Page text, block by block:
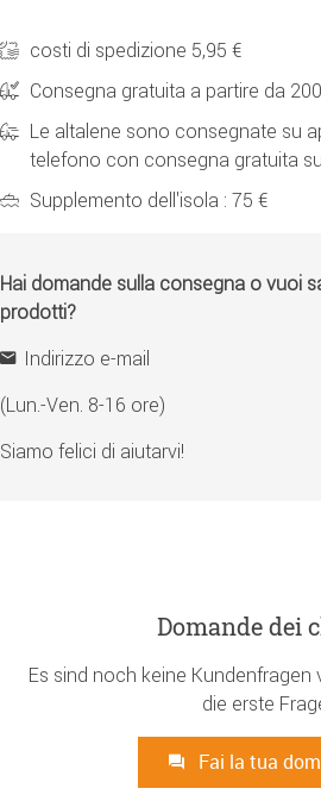
costi di spedizione 5,95 €
Consegna gratuita a partire da
Le altalene sono consegnate su
telefono con consegna gratuita
Supplemento dell'isola : 75 €
Hai domande sulla consegna o vuoi
prodotti?
Indirizzo e-mail
(Lun.-Ven. 8-16 ore)
Siamo felici di aiutarvi!
Domande dei
Es sind noch keine Kundenfragen
die erste
Fai la tua